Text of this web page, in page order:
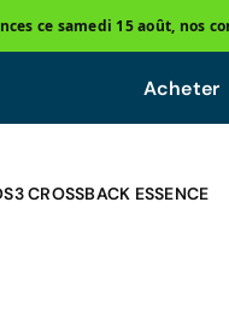
ce samedi 15 août, nos
Acheter
CROSSBACK ESSENCE